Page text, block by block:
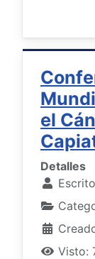
el
Detalles
Visto: